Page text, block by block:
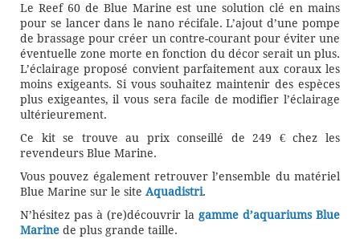
Le Reef 60 de Blue Marine est une solution clé en mains
pour se lancer dans le nano récifale. L’ajout d’une pompe
de brassage pour créer un contre-courant pour éviter une
éventuelle zone morte en fonction du décor serait un plus.
L’éclairage proposé convient parfaitement aux coraux les
moins exigeants. Si vous souhaitez maintenir des espèces
plus exigeantes, il vous sera facile de modifier l’éclairage
ultérieurement.
Ce kit se trouve au prix conseillé de 249 € chez les
revendeurs Blue Marine.
Vous pouvez également retrouver l’ensemble du matériel
Blue Marine sur le site Aquadistri.
N’hésitez pas à (re)découvrir la gamme d’aquariums Blue
Marine de plus grande taille.